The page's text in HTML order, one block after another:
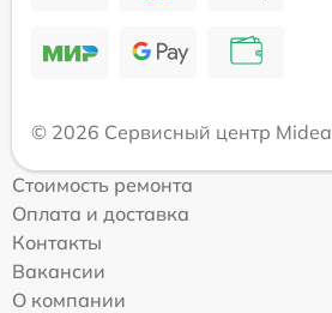
© 2026 Сервисный центр Midea
Стоимость ремонта
Оплата и доставка
Контакты
Вакансии
О компании